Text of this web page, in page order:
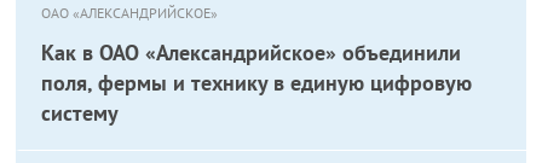
ОАО «АЛЕКСАНДРИЙСКОЕ»
Как в ОАО «Александрийское» объединили
поля, фермы и технику в единую цифровую
систему